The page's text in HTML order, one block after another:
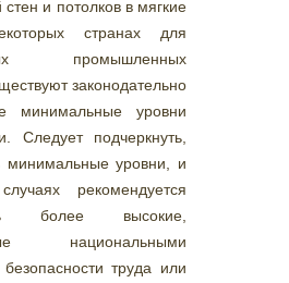
стен и потолков в мягкие
странах для
промышленных
законодательно
минимальные уровни
Следует подчеркнуть,
минимальные уровни, и
рекомендуется
более высокие,
национальными
труда или